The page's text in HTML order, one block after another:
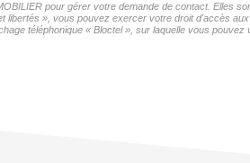
pour gérer votre demande de contact. Elles
», vous pouvez exercer votre droit d'accès
téléphonique « Bloctel », sur laquelle vous pouvez